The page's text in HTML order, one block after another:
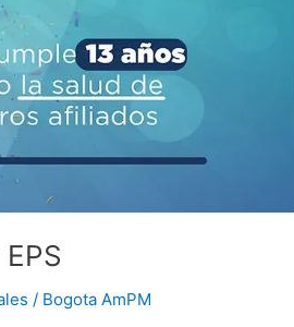
/ Bogota AmPM